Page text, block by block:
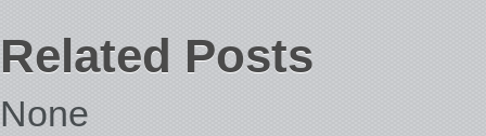
Related Posts
None